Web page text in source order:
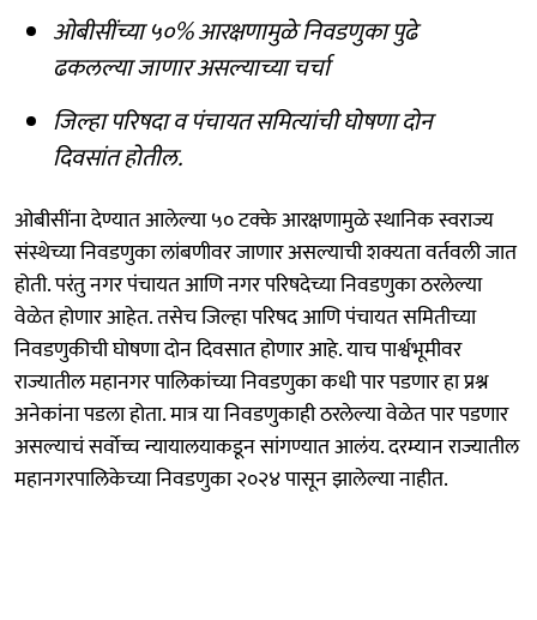
ओबीसींच्या ५०% आरक्षणामुळे निवडणुका पुढे
ढकलल्या जाणार असल्याच्या चर्चा
जिल्हा परिषदा व पंचायत समित्यांची घोषणा दोन
दिवसांत होतील.
ओबीसींना देण्यात आलेल्या ५० टक्के आरक्षणामुळे स्थानिक स्वराज्य
संस्थेच्या निवडणुका लांबणीवर जाणार असल्याची शक्यता वर्तवली जात
होती. परंतु नगर पंचायत आणि नगर परिषदेच्या निवडणुका ठरलेल्या
वेळेत होणार आहेत. तसेच जिल्हा परिषद आणि पंचायत समितीच्या
निवडणुकीची घोषणा दोन दिवसात होणार आहे. याच पार्श्वभूमीवर
राज्यातील महानगर पालिकांच्या निवडणुका कधी पार पडणार हा प्रश्न
अनेकांना पडला होता. मात्र या निवडणुकाही ठरलेल्या वेळेत पार पडणार
असल्याचं सर्वोच्च न्यायालयाकडून सांगण्यात आलंय. दरम्यान राज्यातील
महानगरपालिकेच्या निवडणुका २०२४ पासून झालेल्या नाहीत.